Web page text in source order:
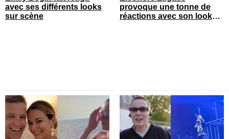
avec ses différents looks
sur scène
provoque une tonne de
réactions avec son look